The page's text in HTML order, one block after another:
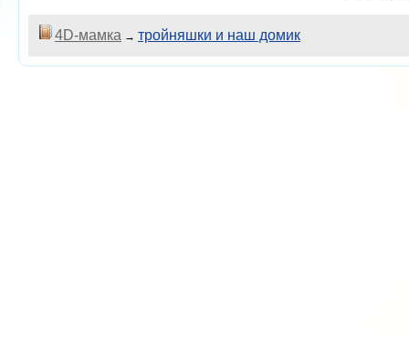
4D-мамка → тройняшки и наш домик